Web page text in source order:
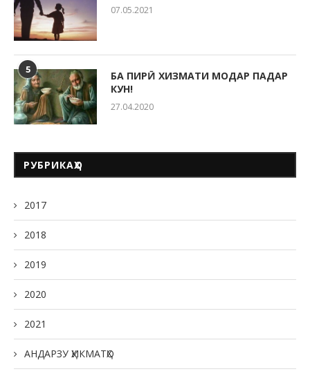
07.05.2021
5
БА ПИРӢ ХИЗМАТИ МОДАР ПАДАР
КУН!
27.04.2020
РУБРИКАҲО
2017
2018
2019
2020
2021
АНДАРЗУ ҲИКМАТҲО